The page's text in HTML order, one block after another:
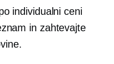
individualni ceni
in zahtevajte